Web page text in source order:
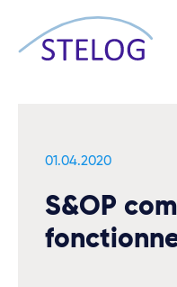
01.04.2020
S&OP